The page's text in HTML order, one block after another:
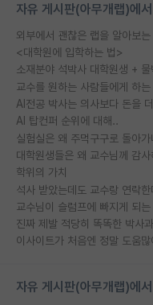
자유 게시판(아무개랩)에
외부에서 괜찮은 랩을 알아보
<대학원에 입학하는 법>
소재분야 석박사 대학원생 +
교수를 원하는 사람들에게 하
AI전공 박사는 의사보다 돈을
AI 탑컨퍼 순위에 대해..
실험실은 왜 주먹구구로 돌아
대학원생들은 왜 교수님께 감
학위의 가치
석사 받았는데도 교수랑 연락한
교수님이 슬럼프에 빠지게 되는
이사이트가 처음엔 정말 도움많
자유 게시판(아무개랩)에